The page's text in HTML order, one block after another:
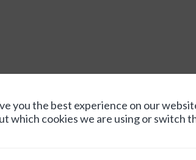
que están
you the best experience on our
which cookies we are using or switch